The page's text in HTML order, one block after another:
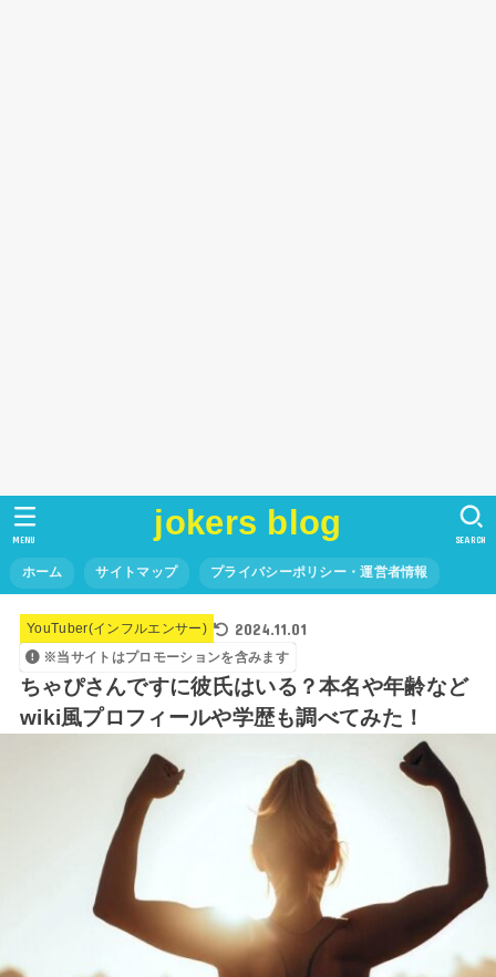
jokers blog
ホーム サイトマップ プライバシーポリシー・運営者情報
SEARCH
MENU
YouTuber(インフルエンサー) 2024.11.01
※当サイトはプロモーションを含みます
ちゃぴさんですに彼氏はいる？本名や年齢など
wiki風プロフィールや学歴も調べてみた！